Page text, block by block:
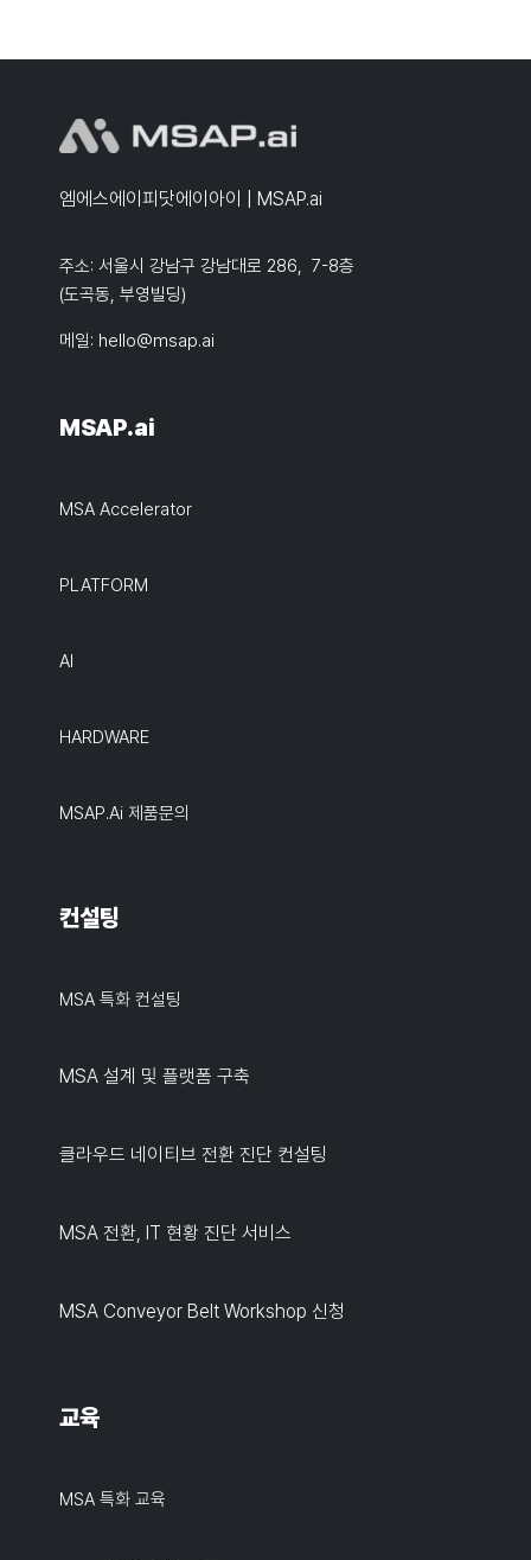
엠에스에이피닷에이아이 | MSAP.ai
주소: 서울시 강남구 강남대로 286, 7-8층
(도곡동, 부영빌딩)
메일: hello@msap.ai
MSAP.ai
MSA Accelerator
PLATFORM
AI
HARDWARE
MSAP.ai 제품문의
컨설팅
MSA 특화 컨설팅
MSA 설계 및 플랫폼 구축
클라우드 네이티브 전환 진단 컨설팅
MSA 전환, IT 현황 진단 서비스
MSA Conveyor Belt Workshop 신청
교육
MSA 특화 교육